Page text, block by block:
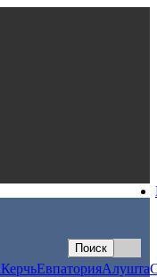
КерчьЕвпаторияАлушта